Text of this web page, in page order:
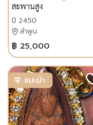
สะพานสูง
ปี 2450
ลำพูน
฿ 25,000
แนะนำ